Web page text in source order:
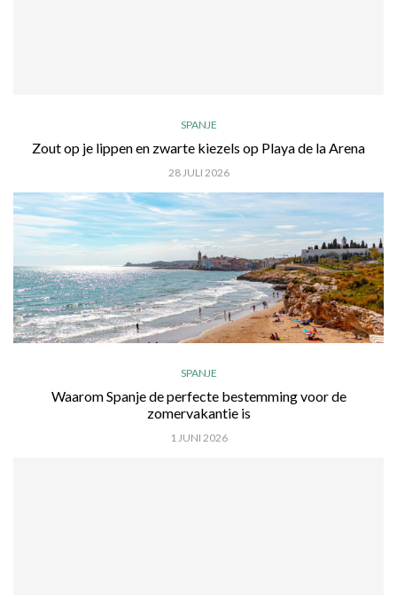
SPANJE
Zout op je lippen en zwarte kiezels op Playa de la Arena
28 JULI 2026
SPANJE
Waarom Spanje de perfecte bestemming voor de
zomervakantie is
1 JUNI 2026